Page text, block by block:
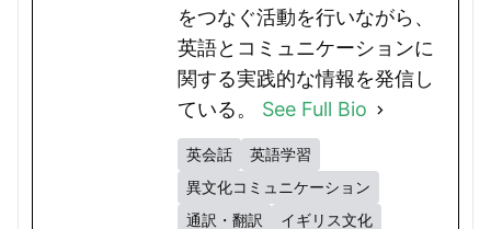
をつなぐ活動を行いながら、
英語とコミュニケーションに
関する実践的な情報を発信し
ている。 See Full Bio
英会話
英語学習
異文化コミュニケーション
通訳・翻訳
イギリス文化